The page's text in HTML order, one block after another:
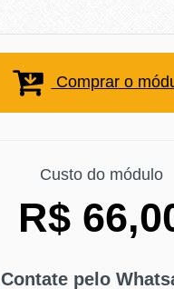
Comprar o
Custo do módulo
R$
Contate pelo